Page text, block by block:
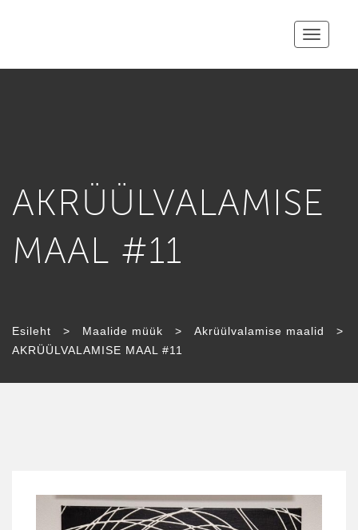
Toggle
AKRÜÜL­VALAMISE
MAAL #11
Esileht > Maalide müük > Akrüül­valamise maalid
>
AKRÜÜL­VALAMISE MAAL #11